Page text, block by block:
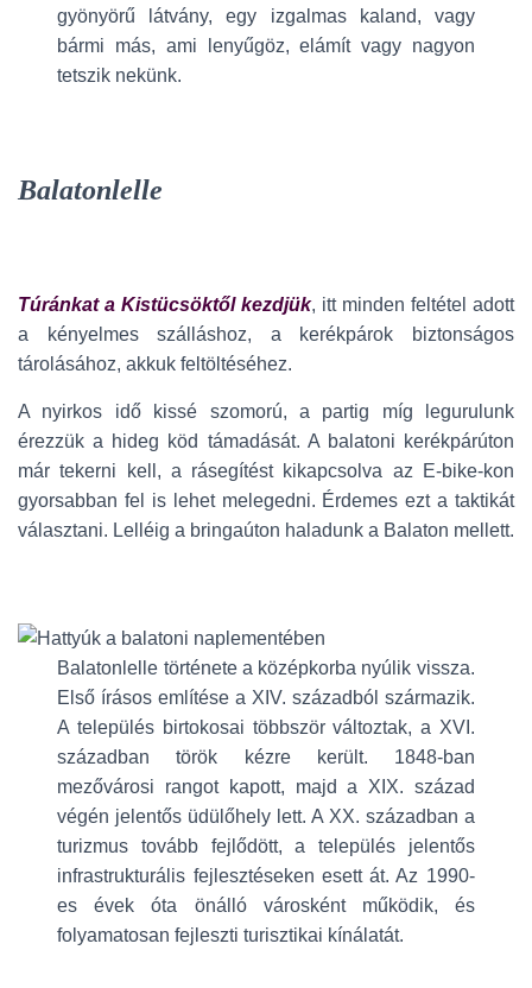
gyönyörű látvány, egy izgalmas kaland, vagy
bármi más, ami lenyűgöz, elámít vagy nagyon
tetszik nekünk.
Balatonlelle
Túránkat a Kistücsöktől kezdjük, itt minden feltétel adott
a kényelmes szálláshoz, a kerékpárok biztonságos
tárolásához, akkuk feltöltéséhez.
A nyirkos idő kissé szomorú, a partig míg legurulunk
érezzük a hideg köd támadását. A balatoni kerékpárúton
már tekerni kell, a rásegítést kikapcsolva az E-bike-kon
gyorsabban fel is lehet melegedni. Érdemes ezt a taktikát
választani. Lelléig a bringaúton haladunk a Balaton mellett.
Balatonlelle története a középkorba nyúlik vissza.
Első írásos említése a XIV. századból származik.
A település birtokosai többször változtak, a XVI.
században török kézre került. 1848-ban
mezővárosi rangot kapott, majd a XIX. század
végén jelentős üdülőhely lett. A XX. században a
turizmus tovább fejlődött, a település jelentős
infrastrukturális fejlesztéseken esett át. Az 1990-
es évek óta önálló városként működik, és
folyamatosan fejleszti turisztikai kínálatát.